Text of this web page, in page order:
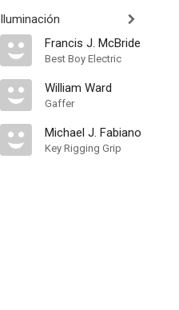
Iluminación
Francis J. McBride
Best Boy Electric
William Ward
Gaffer
Michael J. Fabiano
Key Rigging Grip